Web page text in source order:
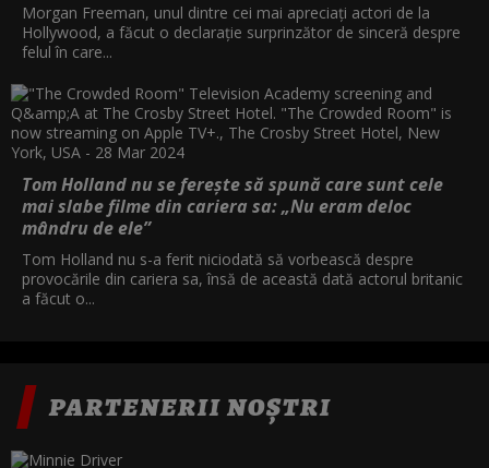
Morgan Freeman, unul dintre cei mai apreciați actori de la
Hollywood, a făcut o declarație surprinzător de sinceră despre
felul în care...
Tom Holland nu se ferește să spună care sunt cele
mai slabe filme din cariera sa: „Nu eram deloc
mândru de ele”
Tom Holland nu s-a ferit niciodată să vorbească despre
provocările din cariera sa, însă de această dată actorul britanic
a făcut o...
PARTENERII NOȘTRI